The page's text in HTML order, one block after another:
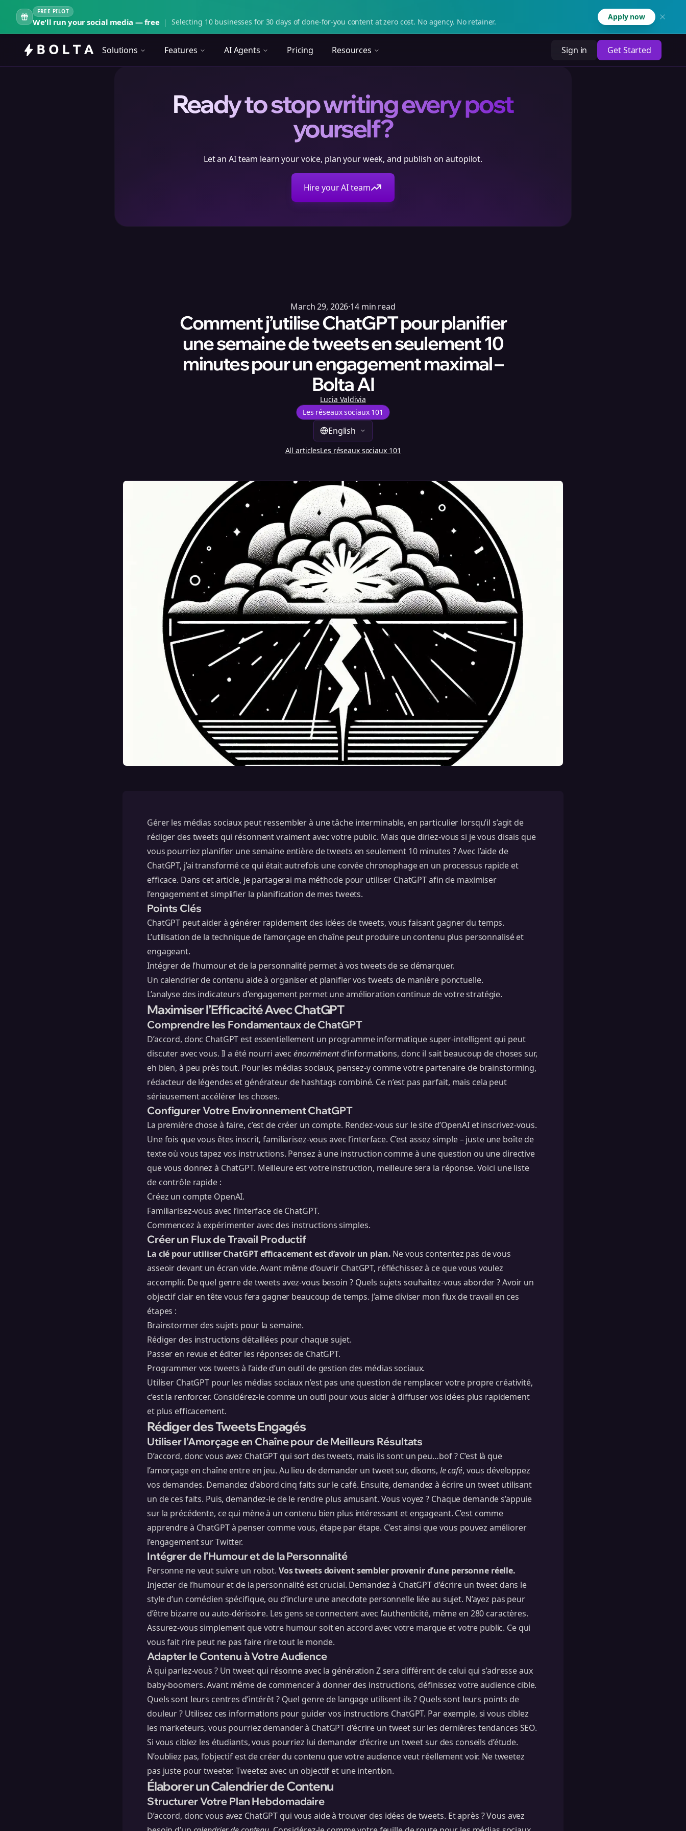
FREE PILOT
We'll run your social media — free | Selecting 10 businesses for 30 days of done-for-you content at zero cost. No agency. No retainer.
Apply now
Solutions Features AI Agents Pricing Resources Sign in Get Started
Ready to stop writing every post
yourself?
Let an AI team learn your voice, plan your week, and publish on autopilot.
Hire your AI team
March 29, 2026·14 min read
Comment j’utilise ChatGPT pour planifier
une semaine de tweets en seulement 10
minutes pour un engagement maximal –
Bolta AI
Lucia Valdivia
Les réseaux sociaux 101
English
All articlesLes réseaux sociaux 101
Gérer les médias sociaux peut ressembler à une tâche interminable, en particulier lorsqu’il s’agit de
rédiger des tweets qui résonnent vraiment avec votre public. Mais que diriez-vous si je vous disais que
vous pourriez planifier une semaine entière de tweets en seulement 10 minutes ? Avec l’aide de
ChatGPT, j’ai transformé ce qui était autrefois une corvée chronophage en un processus rapide et
efficace. Dans cet article, je partagerai ma méthode pour utiliser ChatGPT afin de maximiser
l’engagement et simplifier la planification de mes tweets.
Points Clés
ChatGPT peut aider à générer rapidement des idées de tweets, vous faisant gagner du temps.
L’utilisation de la technique de l’amorçage en chaîne peut produire un contenu plus personnalisé et
engageant.
Intégrer de l’humour et de la personnalité permet à vos tweets de se démarquer.
Un calendrier de contenu aide à organiser et planifier vos tweets de manière ponctuelle.
L’analyse des indicateurs d’engagement permet une amélioration continue de votre stratégie.
Maximiser l’Efficacité Avec ChatGPT
Comprendre les Fondamentaux de ChatGPT
D’accord, donc ChatGPT est essentiellement un programme informatique super-intelligent qui peut
discuter avec vous. Il a été nourri avecénormémentd’informations, donc il sait beaucoup de choses sur,
eh bien, à peu près tout. Pour les médias sociaux, pensez-y comme votre partenaire de brainstorming,
rédacteur de légendes et générateur de hashtags combiné. Ce n’est pas parfait, mais cela peut
sérieusement accélérer les choses.
Configurer Votre Environnement ChatGPT
La première chose à faire, c’est de créer un compte. Rendez-vous sur le site d’OpenAI et inscrivez-vous.
Une fois que vous êtes inscrit, familiarisez-vous avec l’interface. C’est assez simple – juste une boîte de
texte où vous tapez vos instructions. Pensez à une instruction comme à une question ou une directive
que vous donnez à ChatGPT. Meilleure est votre instruction, meilleure sera la réponse. Voici une liste
de contrôle rapide :
Créez un compte OpenAI.
Familiarisez-vous avec l’interface de ChatGPT.
Commencez à expérimenter avec des instructions simples.
Créer un Flux de Travail Productif
La clé pour utiliser ChatGPT efficacement est d’avoir un plan. Ne vous contentez pas de vous
asseoir devant un écran vide. Avant même d’ouvrir ChatGPT, réfléchissez à ce que vous voulez
accomplir. De quel genre de tweets avez-vous besoin ? Quels sujets souhaitez-vous aborder ? Avoir un
objectif clair en tête vous fera gagner beaucoup de temps. J’aime diviser mon flux de travail en ces
étapes :
Brainstormer des sujets pour la semaine.
Rédiger des instructions détaillées pour chaque sujet.
Passer en revue et éditer les réponses de ChatGPT.
Programmer vos tweets à l’aide d’un outil de gestion des médias sociaux.
Utiliser ChatGPT pour les médias sociaux n’est pas une question de remplacer votre propre créativité,
c’est la renforcer. Considérez-le comme un outil pour vous aider à diffuser vos idées plus rapidement
et plus efficacement.
Rédiger des Tweets Engagés
Utiliser l’Amorçage en Chaîne pour de Meilleurs Résultats
D’accord, donc vous avez ChatGPT qui sort des tweets, mais ils sont un peu…bof ? C’est là que
l’amorçage en chaîne entre en jeu. Au lieu de demander un tweet sur, disons, le café, vous développez
vos demandes. Demandez d’abord cinq faits sur le café. Ensuite, demandez à écrire un tweet utilisant
un de ces faits. Puis, demandez-le de le rendre plus amusant. Vous voyez ? Chaque demande s’appuie
sur la précédente, ce qui mène à un contenu bien plus intéressant et engageant. C’est comme
apprendre à ChatGPT à penser comme vous, étape par étape. C’est ainsi que vous pouvez améliorer
l’engagement sur Twitter.
Intégrer de l’Humour et de la Personnalité
Personne ne veut suivre un robot. Vos tweets doivent sembler provenir d’une personne réelle.
Injecter de l’humour et de la personnalité est crucial. Demandez à ChatGPT d’écrire un tweet dans le
style d’un comédien spécifique, ou d’inclure une anecdote personnelle liée au sujet. N’ayez pas peur
d’être bizarre ou auto-dérisoire. Les gens se connectent avec l’authenticité, même en 280 caractères.
Assurez-vous simplement que votre humour soit en accord avec votre marque et votre public. Ce qui
vous fait rire peut ne pas faire rire tout le monde.
Adapter le Contenu à Votre Audience
À qui parlez-vous ? Un tweet qui résonne avec la génération Z sera différent de celui qui s’adresse aux
baby-boomers. Avant même de commencer à donner des instructions, définissez votre audience cible.
Quels sont leurs centres d’intérêt ? Quel genre de langage utilisent-ils ? Quels sont leurs points de
douleur ? Utilisez ces informations pour guider vos instructions ChatGPT. Par exemple, si vous ciblez
les marketeurs, vous pourriez demander à ChatGPT d’écrire un tweet sur les dernières tendances SEO.
Si vous ciblez les étudiants, vous pourriez lui demander d’écrire un tweet sur des conseils d’étude.
N’oubliez pas, l’objectif est de créer du contenu que votre audience veut réellement voir. Ne tweetez
pas juste pour tweeter. Tweetez avec un objectif et une intention.
Élaborer un Calendrier de Contenu
Structurer Votre Plan Hebdomadaire
D’accord, donc vous avez ChatGPT qui vous aide à trouver des idées de tweets. Et après ? Vous avez